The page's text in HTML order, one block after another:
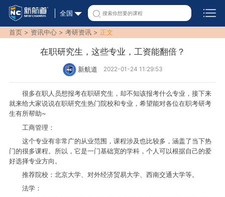
全国
首页 > 资讯中心> 考研资讯> 正文
在职研究生，这些专业，工资能翻倍？
新航道 2022-01-24 11:29:53
很多在职人员想报考在职研究生，却不知该报考什么专业，接下来
就来给大家说说在职研究生热门院校和专业，希望能对各位在职考研考
生有所帮助~
工商管理：
这个专业有非常广的从业范围，课程涉及也比较多，涵盖了当下热
门的很多课程。所以，它是一门基础宽的学科，个人可以根据自己的爱
好选择专业方向。
推荐院校：北京大学、对外经济贸易大学、西南交通大学等。
法学：